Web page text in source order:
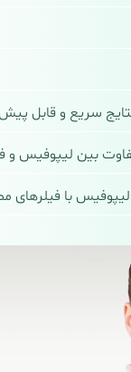
سریع و قابل
بین لیپوفیس و
با فیلرهای